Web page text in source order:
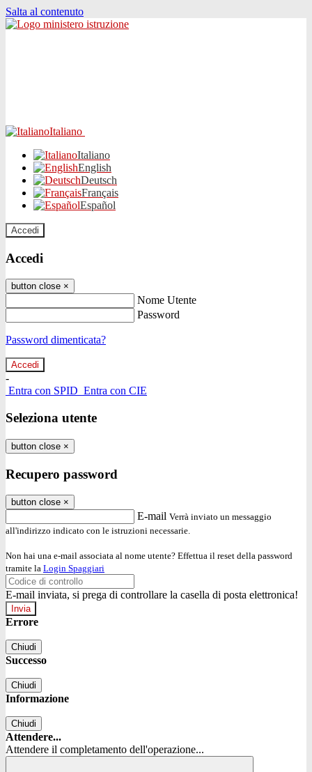
Salta al contenuto
Italiano
Italiano
English
Deutsch
Français
Español
Accedi
Accedi
button close ×
Nome Utente
Password
Password dimenticata?
-
Entra con SPID Entra con CIE
Seleziona utente
button close ×
Recupero password
button close ×
E-mail Verrà inviato un messaggio
all'indirizzo indicato con le istruzioni necessarie.
Non hai una e-mail associata al nome utente? Effettua il reset della password
tramite la Login Spaggiari
E-mail inviata, si prega di controllare la casella di posta elettronica!
Errore
Chiudi
Successo
Chiudi
Informazione
Chiudi
Attendere...
Attendere il completamento dell'operazione...